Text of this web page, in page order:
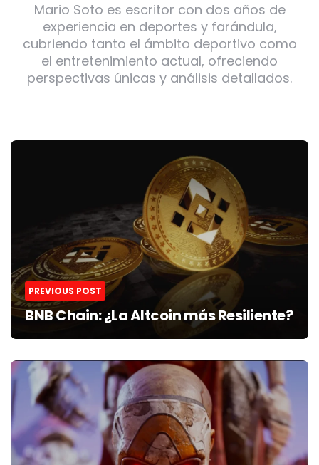
Mario Soto es escritor con dos años de
experiencia en deportes y farándula,
cubriendo tanto el ámbito deportivo como
el entretenimiento actual, ofreciendo
perspectivas únicas y análisis detallados.
Post
PREVIOUS POST
BNB Chain: ¿La Altcoin más Resiliente?